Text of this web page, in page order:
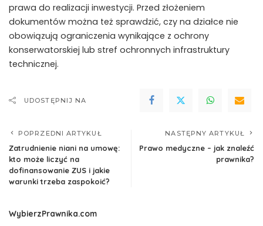
prawa do realizacji inwestycji. Przed złożeniem
dokumentów można też sprawdzić, czy na działce nie
obowiązują ograniczenia wynikające z ochrony
konserwatorskiej lub stref ochronnych infrastruktury
technicznej.
UDOSTĘPNIJ NA
POPRZEDNI ARTYKUŁ
Zatrudnienie niani na umowę:
kto może liczyć na
dofinansowanie ZUS i jakie
warunki trzeba zaspokoić?
NASTĘPNY ARTYKUŁ
Prawo medyczne – jak znaleźć
prawnika?
WybierzPrawnika.com